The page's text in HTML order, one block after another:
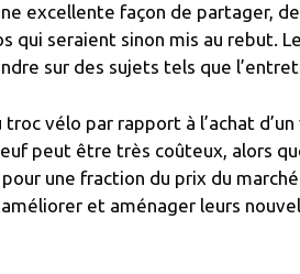
excellente façon de partager,
qui seraient sinon mis au rebut.
sur des sujets tels que
troc vélo par rapport à l’achat
peut être très coûteux, alors
une fraction du prix du
et aménager leurs